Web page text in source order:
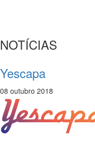
NOTÍCIAS
Yescapa
08 outubro 2018